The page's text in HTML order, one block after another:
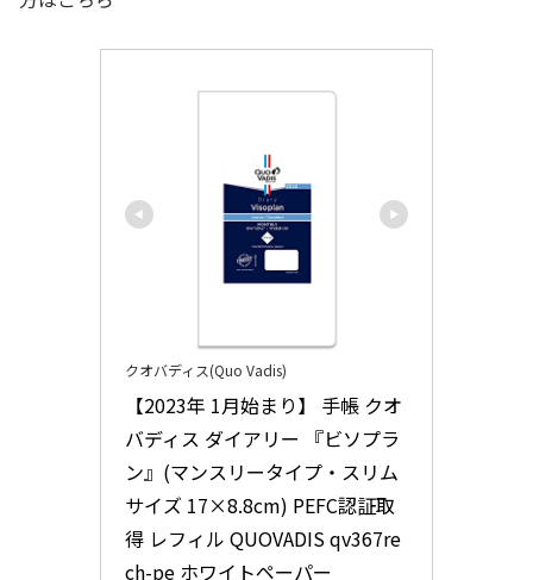
クオバディス(Quo Vadis)
【2023年 1月始まり】 手帳 クオ
バディス ダイアリー 『ビソプラ
ン』(マンスリータイプ・スリム
サイズ 17×8.8cm) PEFC認証取
得 レフィル QUOVADIS qv367re
ch-pe ホワイトペーパー